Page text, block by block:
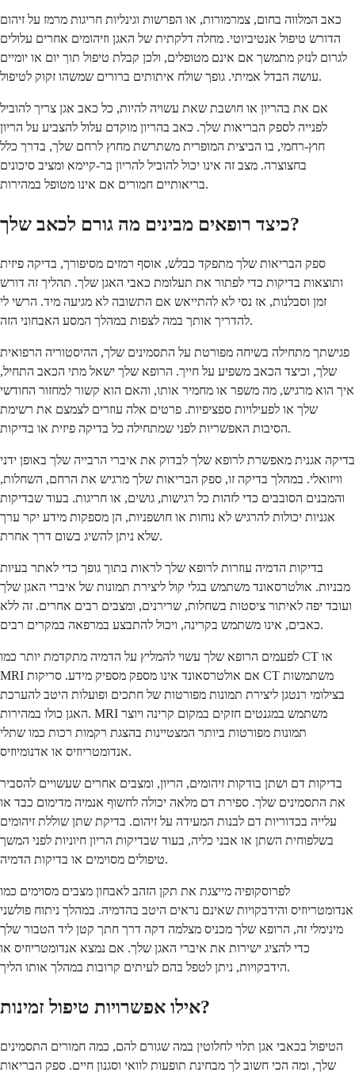
כאב המלווה בחום, צמרמורות, או הפרשות וגינליות חריגות מרמז על זיהום
הדורש טיפול אנטיביוטי. מחלה דלקתית של האגן וזיהומים אחרים עלולים
לגרום לנזק מתמשך אם אינם מטופלים, ולכן קבלת טיפול תוך יום או יומיים
עושה הבדל אמיתי. גופך שולח איתותים ברורים שמשהו זקוק לטיפול.
אם את בהריון או חושבת שאת עשויה להיות, כל כאב אגן צריך להוביל
לפנייה לספק הבריאות שלך. כאב בהריון מוקדם עלול להצביע על הריון
חוץ-רחמי, בו הביצית המופרית משתרשת מחוץ לרחם שלך, בדרך כלל
בחצוצרה. מצב זה אינו יכול להוביל להריון בר-קיימא ומציב סיכונים
בריאותיים חמורים אם אינו מטופל במהירות.
כיצד רופאים מבינים מה גורם לכאב שלך?
ספק הבריאות שלך מתפקד כבלש, אוסף רמזים מסיפורך, בדיקה פיזית
ותוצאות בדיקות כדי לפתור את תעלומת כאבי האגן שלך. תהליך זה דורש
זמן וסבלנות, אז נסי לא להתייאש אם התשובה לא מגיעה מיד. הרשי לי
להדריך אותך במה לצפות במהלך המסע האבחוני הזה.
פגישתך מתחילה בשיחה מפורטת על התסמינים שלך, ההיסטוריה הרפואית
שלך, וכיצד הכאב משפיע על חייך. הרופא שלך ישאל מתי הכאב התחיל,
איך הוא מרגיש, מה משפר או מחמיר אותו, והאם הוא קשור למחזור החודשי
שלך או לפעילויות ספציפיות. פרטים אלה עוזרים לצמצם את רשימת
הסיבות האפשריות לפני שמתחילה כל בדיקה פיזית או בדיקות.
בדיקה אגנית מאפשרת לרופא שלך לבדוק את איברי הרבייה שלך באופן ידני
וויזואלי. במהלך בדיקה זו, ספק הבריאות שלך מרגיש את הרחם, השחלות,
והמבנים הסובבים כדי לזהות כל רגישות, גושים, או חריגות. בעוד שבדיקות
אגניות יכולות להרגיש לא נוחות או חושפניות, הן מספקות מידע יקר ערך
שלא ניתן להשיג בשום דרך אחרת.
בדיקות הדמיה עוזרות לרופא שלך לראות בתוך גופך כדי לאתר בעיות
מבניות. אולטרסאונד משתמש בגלי קול ליצירת תמונות של איברי האגן שלך
ועובד יפה לאיתור ציסטות בשחלות, שרירנים, ומצבים רבים אחרים. זה ללא
כאבים, אינו משתמש בקרינה, ויכול להתבצע במרפאה במקרים רבים.
לפעמים הרופא שלך עשוי להמליץ על הדמיה מתקדמת יותר כמו CT או
MRI אם אולטרסאונד אינו מספק מספיק מידע. סריקות CT משתמשות
בצילומי רנטגן ליצירת תמונות מפורטות של חתכים ופועלות היטב להערכת
האגן כולו במהירות. MRI משתמש במגנטים חזקים במקום קרינה ויוצר
תמונות מפורטות ביותר המצטיינות בהצגת רקמות רכות כמו שתלי
אנדומטריוזיס או אדנומיוזיס.
בדיקות דם ושתן בודקות זיהומים, הריון, ומצבים אחרים שעשויים להסביר
את התסמינים שלך. ספירת דם מלאה יכולה לחשוף אנמיה מדימום כבד או
עלייה בכדוריות דם לבנות המעידה על זיהום. בדיקת שתן שוללת זיהומים
בשלפוחית השתן או אבני כליה, בעוד שבדיקות הריון חיוניות לפני המשך
טיפולים מסוימים או בדיקות הדמיה.
לפרוסקופיה מייצגת את תקן הזהב לאבחון מצבים מסוימים כמו
אנדומטריוזיס והידבקויות שאינם נראים היטב בהדמיה. במהלך ניתוח פולשני
מינימלי זה, הרופא שלך מכניס מצלמה דקה דרך חתך קטן ליד הטבור שלך
כדי להציג ישירות את איברי האגן שלך. אם נמצא אנדומטריוזיס או
הידבקויות, ניתן לטפל בהם לעיתים קרובות במהלך אותו הליך.
אילו אפשרויות טיפול זמינות?
הטיפול בכאבי אגן תלוי לחלוטין במה שגורם להם, כמה חמורים התסמינים
שלך, ומה הכי חשוב לך מבחינת תופעות לוואי וסגנון חיים. ספק הבריאות